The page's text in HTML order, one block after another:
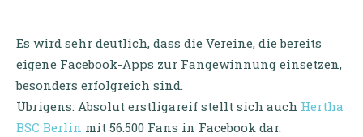
Es wird sehr deutlich, dass die Vereine, die bereits
eigene Facebook-Apps zur Fangewinnung einsetzen,
besonders erfolgreich sind.
Übrigens: Absolut erstligareif stellt sich auch Hertha
BSC Berlin mit 56.500 Fans in Facebook dar.